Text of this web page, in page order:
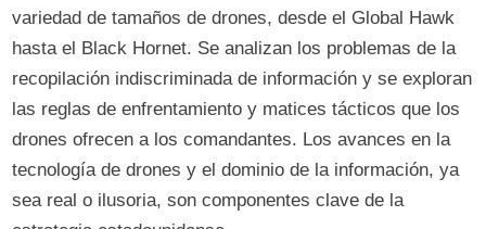
variedad de tamaños de drones, desde el Global Hawk
hasta el Black Hornet. Se analizan los problemas de la
recopilación indiscriminada de información y se exploran
las reglas de enfrentamiento y matices tácticos que los
drones ofrecen a los comandantes. Los avances en la
tecnología de drones y el dominio de la información, ya
sea real o ilusoria, son componentes clave de la